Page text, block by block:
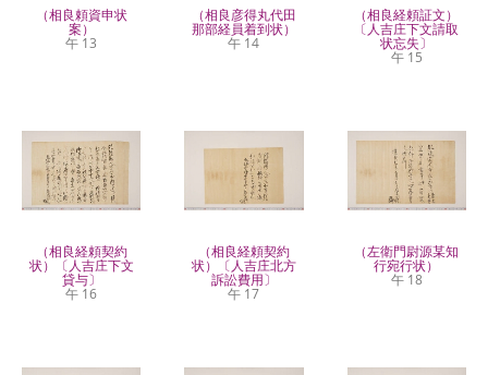
（相良頼資申状
案）
午 13
（相良彦得丸代田
那部経員着到状）
午 14
（相良経頼証文）
〔人吉庄下文請取
状忘失〕
午 15
（相良経頼契約
状）〔人吉庄下文
貸与〕
午 16
（相良経頼契約
状）〔人吉庄北方
訴訟費用〕
午 17
（左衛門尉源某知
行宛行状）
午 18